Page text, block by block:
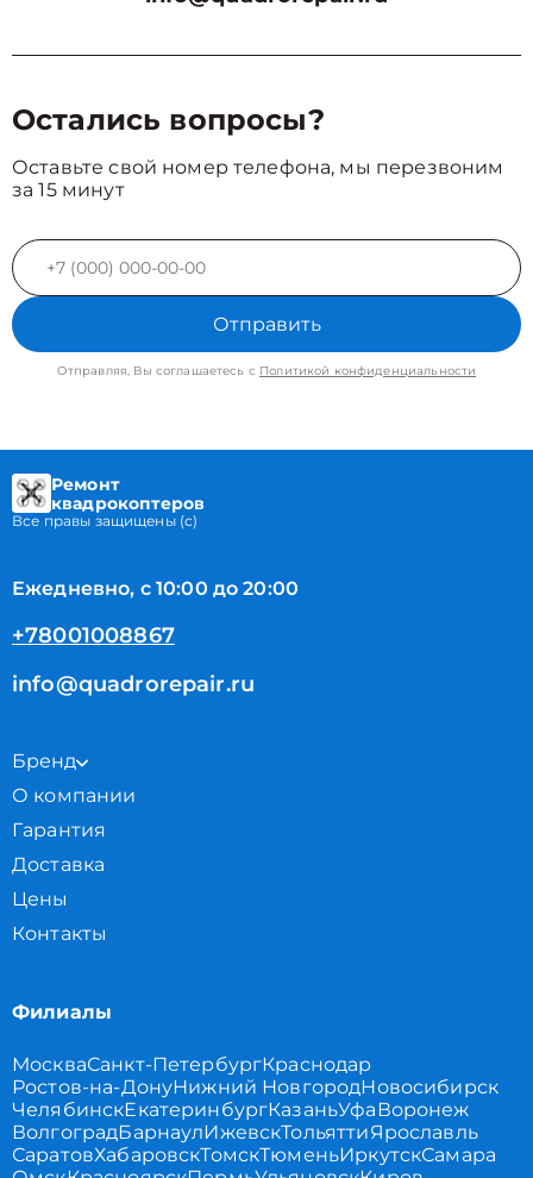
Остались вопросы?
Оставьте свой номер телефона, мы перезвоним
за 15 минут
Отправить
Отправляя, Вы соглашаетесь с Политикой конфиденциальности
Ремонт
квадрокоптеров
Все правы защищены (с)
Ежедневно, с 10:00 до 20:00
+78001008867
info@quadrorepair.ru
Бренд
О компании
Гарантия
Доставка
Цены
Контакты
Филиалы
МоскваСанкт-ПетербургКраснодар
Ростов-на-ДонуНижний НовгородНовосибирск
ЧелябинскЕкатеринбургКазаньУфаВоронеж
ВолгоградБарнаулИжевскТольяттиЯрославль
СаратовХабаровскТомскТюменьИркутскСамара